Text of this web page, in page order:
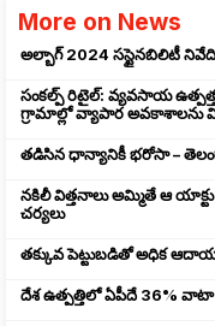
More on News
అల్బాగ్ 2024 సస్టైనబిలిటీ
సంకల్ప్ రిటైల్: వ్యవసాయ
గ్రామాల్లో వ్యాపార అవకాశాలను
తడిసిన ధాన్యానికీ భరోసా –
నకిలీ విత్తనాలు అమ్మితే ఆ యాక్టు
చర్యలు
తక్కువ పెట్టుబడితో అధిక
దేశ ఉత్పత్తిలో ఏపీదే 36%